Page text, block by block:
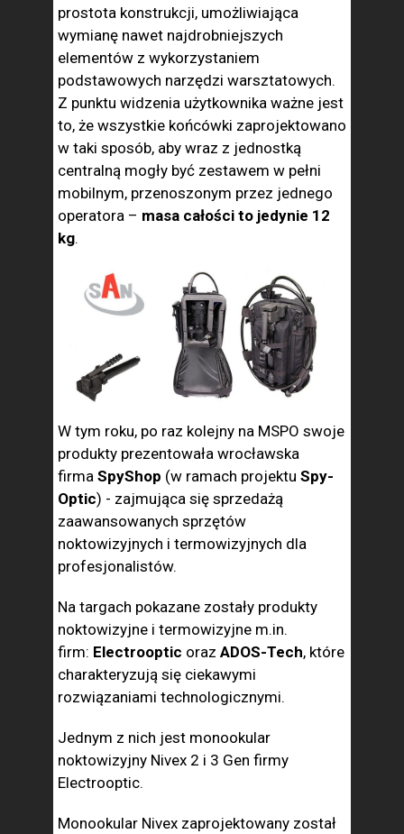
prostota konstrukcji, umożliwiająca
wymianę nawet najdrobniejszych
elementów z wykorzystaniem
podstawowych narzędzi warsztatowych.
Z punktu widzenia użytkownika ważne jest
to, że wszystkie końcówki zaprojektowano
w taki sposób, aby wraz z jednostką
centralną mogły być zestawem w pełni
mobilnym, przenoszonym przez jednego
operatora – masa całości to jedynie 12
kg.
W tym roku, po raz kolejny na MSPO swoje
produkty prezentowała wrocławska
firma SpyShop (w ramach projektu Spy-
Optic) - zajmująca się sprzedażą
zaawansowanych sprzętów
noktowizyjnych i termowizyjnych dla
profesjonalistów.
Na targach pokazane zostały produkty
noktowizyjne i termowizyjne m.in.
firm: Electrooptic oraz ADOS-Tech, które
charakteryzują się ciekawymi
rozwiązaniami technologicznymi.
Jednym z nich jest monookular
noktowizyjny Nivex 2 i 3 Gen firmy
Electrooptic.
Monookular Nivex zaprojektowany został